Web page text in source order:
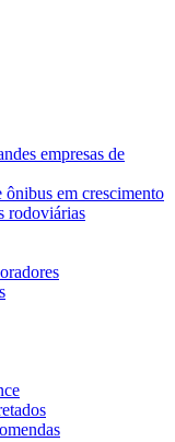
empresas de
ônibus em crescimento
rodoviárias